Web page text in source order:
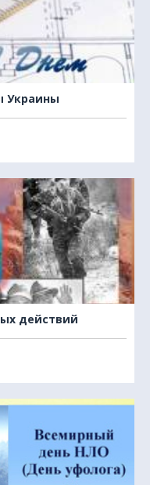
Украины
действий